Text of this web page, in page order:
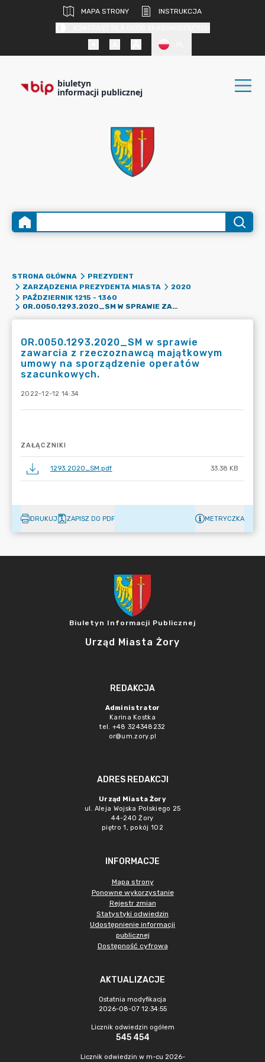
MAPA STRONY
INSTRUKCJA
biuletyn
informacji publicznej
STRONA GŁÓWNA
PREZYDENT
ZARZĄDZENIA PREZYDENTA MIASTA
2020
PAŹDZIERNIK 1215 - 1360
OR.0050.1293.2020_SM W SPRAWIE ZAWARCIA Z RZECZOZNAWCĄ MAJĄTKOWYM UMOWY NA SPORZĄDZENIE OPERATÓW SZACUNKOWYCH.
OR.0050.1293.2020_SM w sprawie
zawarcia z rzeczoznawcą majątkowym
umowy na sporządzenie operatów
szacunkowych.
2022-12-12 14:34
ZAŁĄCZNIKI
1293.2020_SM.pdf 33.38 KB
DRUKUJ ZAPISZ DO PDF METRYCZKA
Biuletyn Informacji Publicznej
Urząd Miasta Żory
REDAKCJA
Administrator
Karina Kostka
tel. +48 324348232
or@um.zory.pl
ADRES REDAKCJI
Urząd Miasta Żory
ul. Aleja Wojska Polskiego 25
44-240 Żory
piętro 1, pokój 102
INFORMACJE
Mapa strony
Ponowne wykorzystanie
Rejestr zmian
Statystyki odwiedzin
Udostępnienie informacji
publicznej
Dostępność cyfrowa
AKTUALIZACJE
Ostatnia modyfikacja
2026-08-07 12:34:55
Licznik odwiedzin ogółem
545 454
Licznik odwiedzin w m-cu 2026-